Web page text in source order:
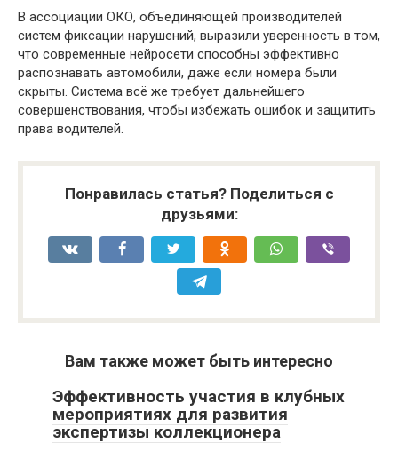
В ассоциации ОКО, объединяющей производителей
систем фиксации нарушений, выразили уверенность в том,
что современные нейросети способны эффективно
распознавать автомобили, даже если номера были
скрыты. Система всё же требует дальнейшего
совершенствования, чтобы избежать ошибок и защитить
права водителей.
Понравилась статья? Поделиться с
друзьями:
Вам также может быть интересно
Эффективность участия в клубных
мероприятиях для развития
экспертизы коллекционера